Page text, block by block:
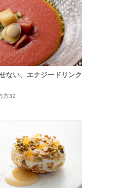
ない、エナジードリンク
方32